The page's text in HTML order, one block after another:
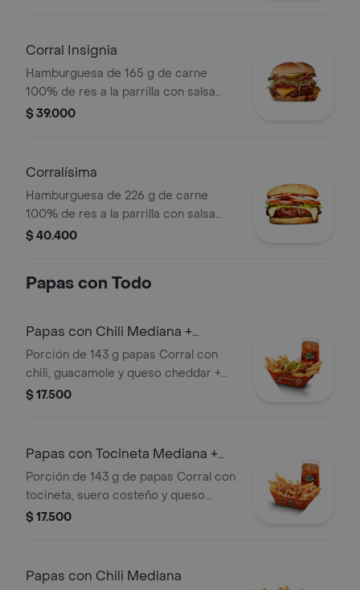
Corral Insignia
Hamburguesa de 165 g de carne
100% de res a la parrilla con salsa
BBQ, tocineta, queso americano,
mostaza en pan papa
$ 39.000
Corralísima
Hamburguesa de 226 g de carne
100% de res a la parrilla con salsa
bbq, queso mozzarella, tomate en
mostaza
$ 40.400
Papas con Todo
Papas con Chili Mediana +
bebida
Porción de 143 g papas Corral con
chili, guacamole y queso cheddar +
bebida
$ 17.500
Papas con Tocineta Mediana +
bebida
Porción de 143 g de papas Corral con
tocineta, suero costeño y queso
cheddar + bebida
$ 17.500
Papas con Chili Mediana